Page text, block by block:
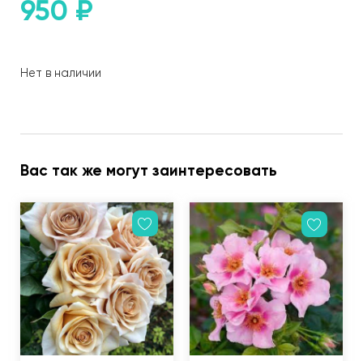
950 ₽
Нет в наличии
Вас так же могут заинтересовать